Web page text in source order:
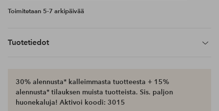
Toimitetaan 5-7 arkipäivää
Tuotetiedot
30% alennusta* kalleimmasta tuotteesta + 15%
alennusta* tilauksen muista tuotteista. Sis. paljon
huonekaluja! Aktivoi koodi: 3015